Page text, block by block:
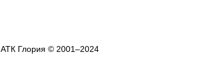
АТК Глория © 2001–2024